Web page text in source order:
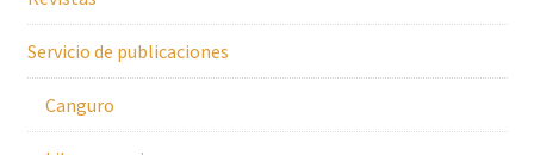
Servicio de publicaciones
Canguro